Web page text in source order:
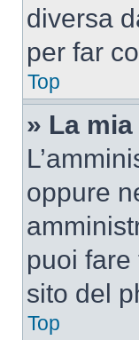
diversa
per far
Top
» La
oppure
puoi
sito del
Top